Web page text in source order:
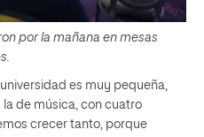
por la mañana en mesas
es muy pequeña,
la de música, con cuatro
crecer tanto, porque